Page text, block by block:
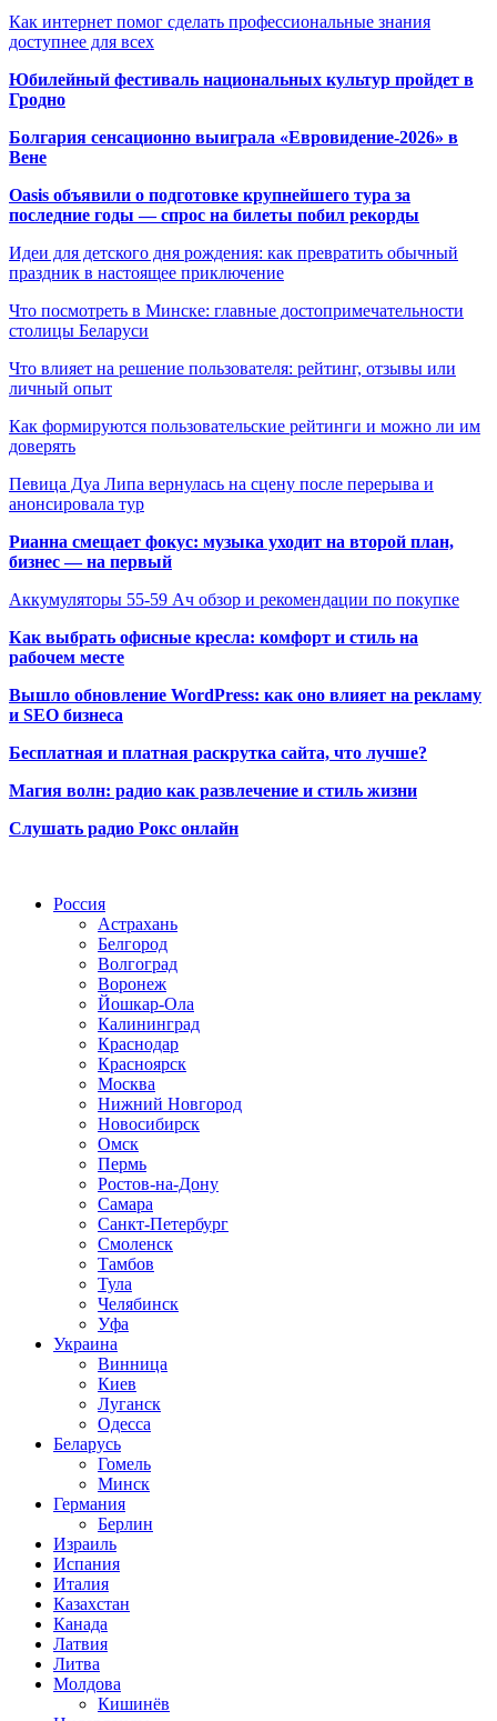
Как интернет помог сделать профессиональные знания
доступнее для всех
Юбилейный фестиваль национальных культур пройдет в
Гродно
Болгария сенсационно выиграла «Евровидение-2026» в
Вене
Oasis объявили о подготовке крупнейшего тура за
последние годы — спрос на билеты побил рекорды
Идеи для детского дня рождения: как превратить обычный
праздник в настоящее приключение
Что посмотреть в Минске: главные достопримечательности
столицы Беларуси
Что влияет на решение пользователя: рейтинг, отзывы или
личный опыт
Как формируются пользовательские рейтинги и можно ли им
доверять
Певица Дуа Липа вернулась на сцену после перерыва и
анонсировала тур
Рианна смещает фокус: музыка уходит на второй план,
бизнес — на первый
Аккумуляторы 55-59 Ач обзор и рекомендации по покупке
Как выбрать офисные кресла: комфорт и стиль на
рабочем месте
Вышло обновление WordPress: как оно влияет на рекламу
и SEO бизнеса
Бесплатная и платная раскрутка сайта, что лучше?
Магия волн: радио как развлечение и стиль жизни
Слушать радио Рокс онлайн
Россия
Астрахань
Белгород
Волгоград
Воронеж
Йошкар-Ола
Калининград
Краснодар
Красноярск
Москва
Нижний Новгород
Новосибирск
Омск
Пермь
Ростов-на-Дону
Самара
Санкт-Петербург
Смоленск
Тамбов
Тула
Челябинск
Уфа
Украина
Винница
Киев
Луганск
Одесса
Беларусь
Гомель
Минск
Германия
Берлин
Израиль
Испания
Италия
Казахстан
Канада
Латвия
Литва
Молдова
Кишинёв